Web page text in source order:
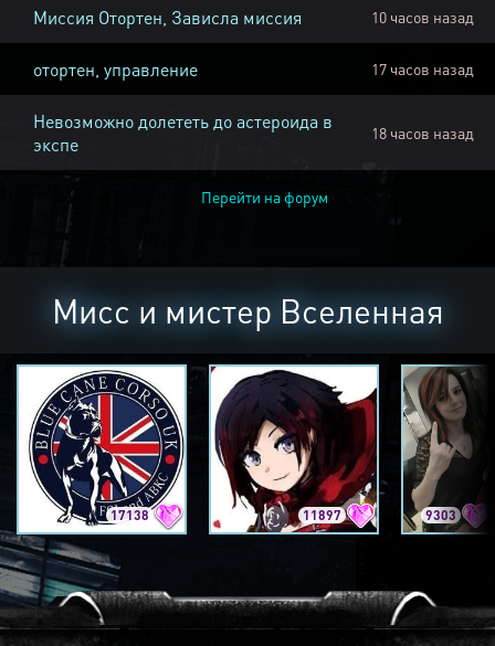
Миссия Отортен, Зависла миссия 10 часов назад
отортен, управление 17 часов назад
Невозможно долететь до астероида в
экспе
18 часов назад
Перейти на форум
Мисс и мистер Вселенная
17138 11897 9303